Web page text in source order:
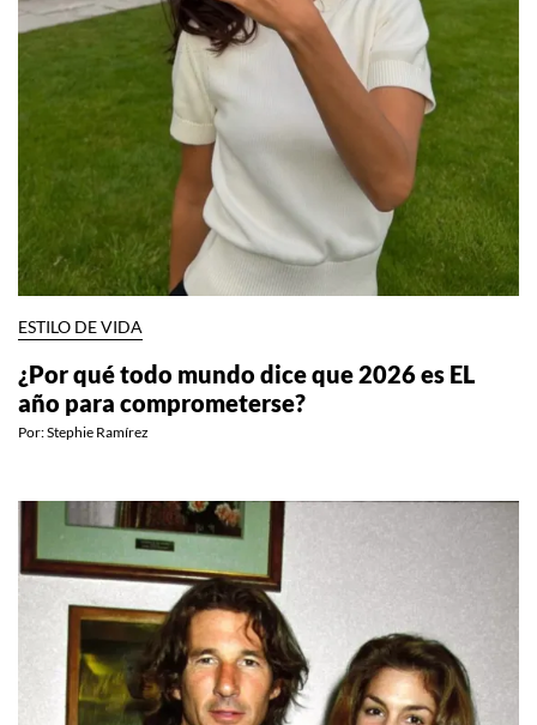
ESTILO DE VIDA
¿Por qué todo mundo dice que 2026 es EL
año para comprometerse?
Por:Stephie Ramírez